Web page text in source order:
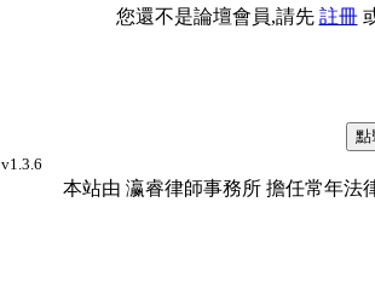
您還不是論壇會員,請先 註冊
v1.3.6
本站由 瀛睿律師事務所 擔任常年法